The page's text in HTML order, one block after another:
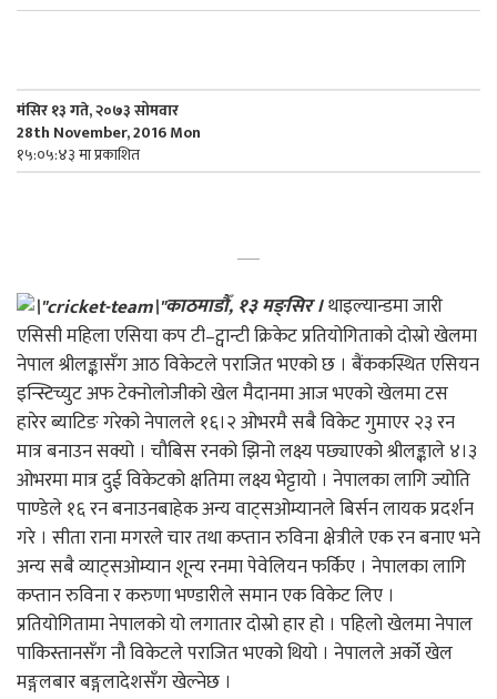
मंसिर १३ गते, २०७३ सोमवार
28th November, 2016 Mon
१५:०५:४३ मा प्रकाशित
काठमाडौँ, १३ मङ्सिर ।थाइल्यान्डमा जारी
एसिसी महिला एसिया कप टी–ट्वान्टी क्रिकेट प्रतियोगिताको दोस्रो खेलमा
नेपाल श्रीलङ्कासँग आठ विकेटले पराजित भएको छ । बैंककस्थित एसियन
इन्स्टिच्युट अफ टेक्नोलोजीको खेल मैदानमा आज भएको खेलमा टस
हारेर ब्याटिङ गरेको नेपालले १६।२ ओभरमै सबै विकेट गुमाएर २३ रन
मात्र बनाउन सक्यो । चौबिस रनको झिनो लक्ष्य पछ्याएको श्रीलङ्काले ४।३
ओभरमा मात्र दुई विकेटको क्षतिमा लक्ष्य भेट्टायो । नेपालका लागि ज्योति
पाण्डेले १६ रन बनाउनबाहेक अन्य वाट्सओम्यानले बिर्सन लायक प्रदर्शन
गरे । सीता राना मगरले चार तथा कप्तान रुविना क्षेत्रीले एक रन बनाए भने
अन्य सबै व्याट्सओम्यान शून्य रनमा पेवेलियन फर्किए । नेपालका लागि
कप्तान रुविना र करुणा भण्डारीले समान एक विकेट लिए ।
प्रतियोगितामा नेपालको यो लगातार दोस्रो हार हो । पहिलो खेलमा नेपाल
पाकिस्तानसँग नौ विकेटले पराजित भएको थियो । नेपालले अर्को खेल
मङ्गलबार बङ्गलादेशसँग खेल्नेछ ।